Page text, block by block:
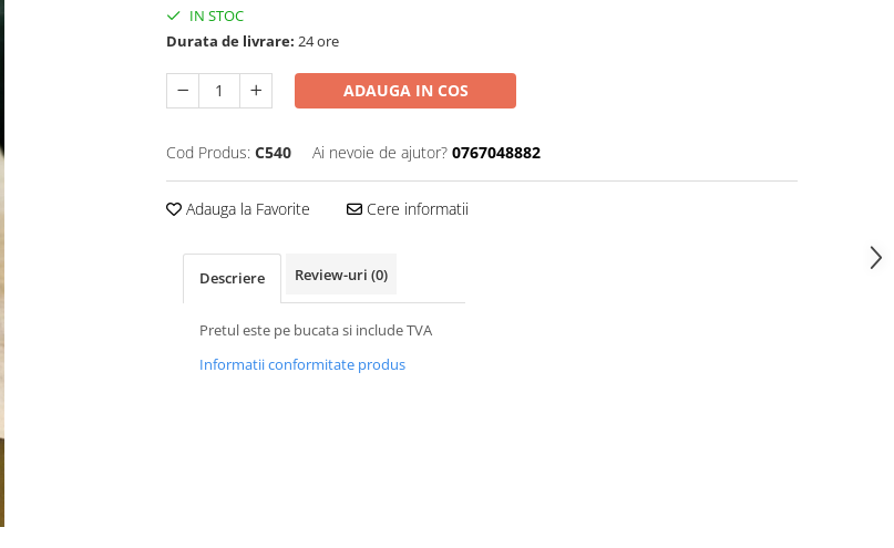
IN STOC
Durata de livrare: 24 ore
ADAUGA IN COS
Cod Produs: C540 Ai nevoie de ajutor? 0767048882
Adauga la Favorite Cere informatii
Descriere Review-uri (0)
Pretul este pe bucata si include TVA
Informatii conformitate produs